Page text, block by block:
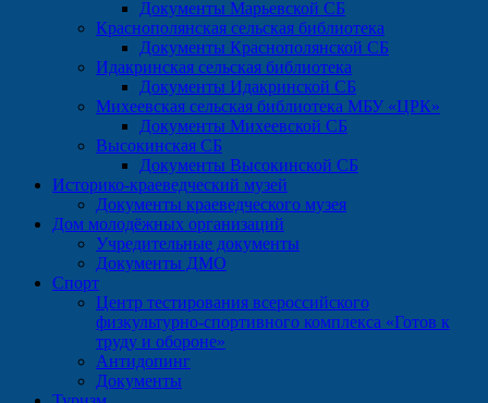
Документы Марьевской СБ
Краснополянская сельская библиотека
Документы Краснополянской СБ
Идакринская сельская библиотека
Документы Идакринской СБ
Михеевская сельская библиотека МБУ «ЦРК»
Документы Михеевской СБ
Высокинская СБ
Документы Высокинской СБ
Историко-краеведческий музей
Документы краеведческого музея
Дом молодёжных организаций
Учредительные документы
Документы ДМО
Спорт
Центр тестирования всероссийского
физкультурно-спортивного комплекса «Готов к
труду и обороне»
Антидопинг
Документы